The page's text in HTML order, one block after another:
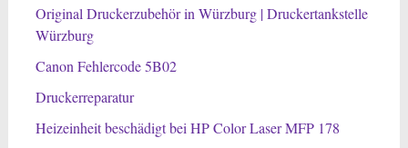
Original Druckerzubehör in Würzburg | Druckertankstelle
Würzburg
Canon Fehlercode 5B02
Druckerreparatur
Heizeinheit beschädigt bei HP Color Laser MFP 178